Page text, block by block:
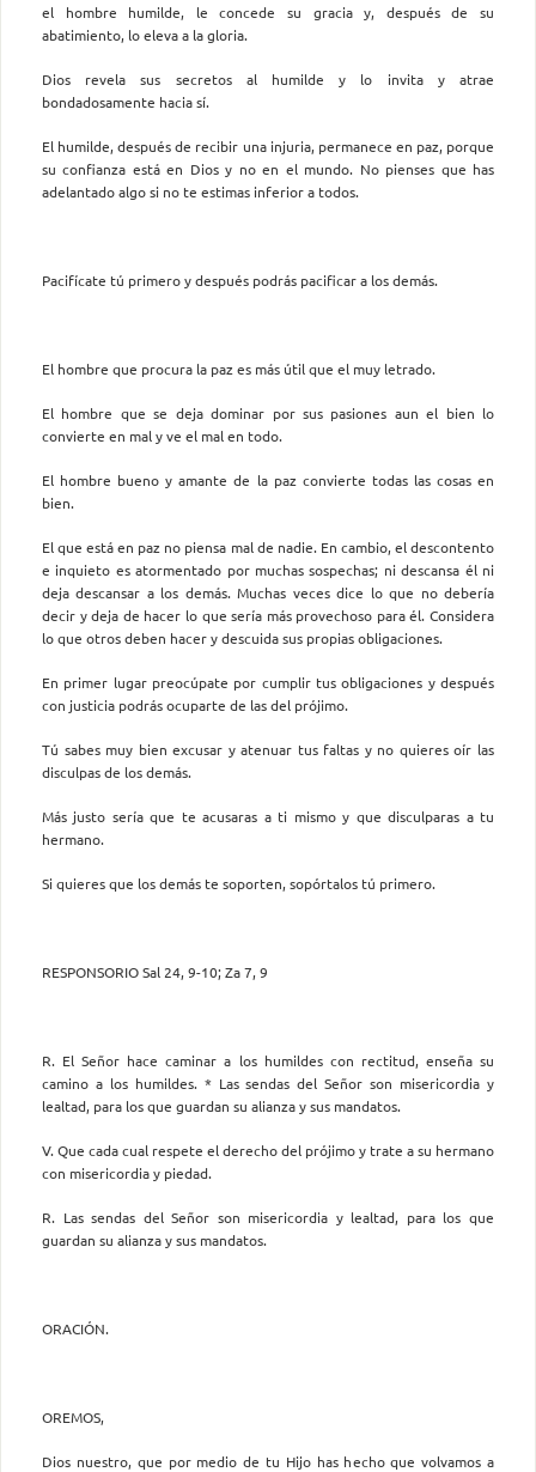
el hombre humilde, le concede su gracia y, después de su
abatimiento, lo eleva a la gloria.
Dios revela sus secretos al humilde y lo invita y atrae
bondadosamente hacia sí.
El humilde, después de recibir una injuria, permanece en paz, porque
su confianza está en Dios y no en el mundo. No pienses que has
adelantado algo si no te estimas inferior a todos.
Pacifícate tú primero y después podrás pacificar a los demás.
El hombre que procura la paz es más útil que el muy letrado.
El hombre que se deja dominar por sus pasiones aun el bien lo
convierte en mal y ve el mal en todo.
El hombre bueno y amante de la paz convierte todas las cosas en
bien.
El que está en paz no piensa mal de nadie. En cambio, el descontento
e inquieto es atormentado por muchas sospechas; ni descansa él ni
deja descansar a los demás. Muchas veces dice lo que no debería
decir y deja de hacer lo que sería más provechoso para él. Considera
lo que otros deben hacer y descuida sus propias obligaciones.
En primer lugar preocúpate por cumplir tus obligaciones y después
con justicia podrás ocuparte de las del prójimo.
Tú sabes muy bien excusar y atenuar tus faltas y no quieres oír las
disculpas de los demás.
Más justo sería que te acusaras a ti mismo y que disculparas a tu
hermano.
Si quieres que los demás te soporten, sopórtalos tú primero.
RESPONSORIO Sal 24, 9-10; Za 7, 9
R. El Señor hace caminar a los humildes con rectitud, enseña su
camino a los humildes. * Las sendas del Señor son misericordia y
lealtad, para los que guardan su alianza y sus mandatos.
V. Que cada cual respete el derecho del prójimo y trate a su hermano
con misericordia y piedad.
R. Las sendas del Señor son misericordia y lealtad, para los que
guardan su alianza y sus mandatos.
ORACIÓN.
OREMOS,
Dios nuestro, que por medio de tu Hijo has hecho que volvamos a